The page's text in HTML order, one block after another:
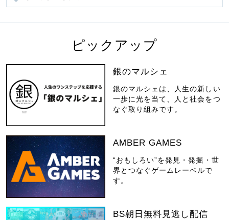
ピックアップ
銀のマルシェ
銀のマルシェは、人生の新しい
一歩に光を当て、人と社会をつ
なぐ取り組みです。
AMBER GAMES
“おもしろい”を発見・発掘・世
界とつなぐゲームレーベルで
す。
BS朝日無料見逃し配信